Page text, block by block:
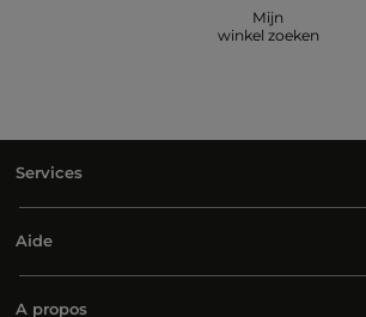
Mijn
winkel zoeken
Services
Aide
A propos